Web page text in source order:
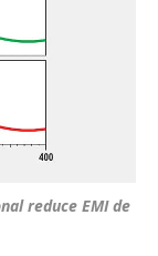
reduce EMI de